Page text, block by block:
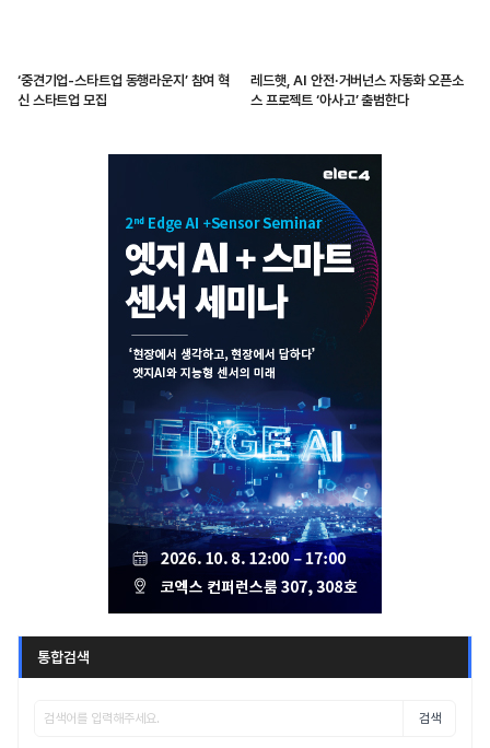
‘중견기업-스타트업 동행라운지’ 참여 혁
신 스타트업 모집
레드햇, AI 안전·거버넌스 자동화 오픈소
스 프로젝트 ‘아사고’ 출범한다
통합검색
검색